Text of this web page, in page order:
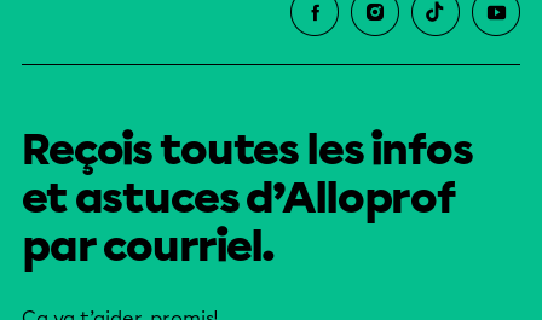
Reçois toutes les infos
et astuces d’Alloprof
par courriel.